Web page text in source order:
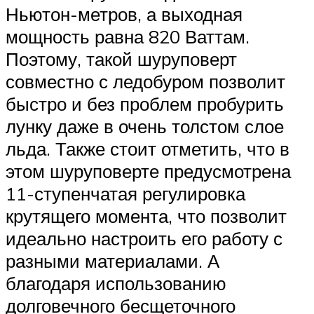
Ньютон-метров, а выходная
мощность равна 820 Ваттам.
Поэтому, такой шуруповерт
совместно с ледобуром позволит
быстро и без проблем пробурить
лунку даже в очень толстом слое
льда. Также стоит отметить, что в
этом шуруповерте предусмотрена
11-ступенчатая регулировка
крутящего момента, что позволит
идеально настроить его работу с
разными материалами. А
благодаря использованию
долговечного бесщеточного